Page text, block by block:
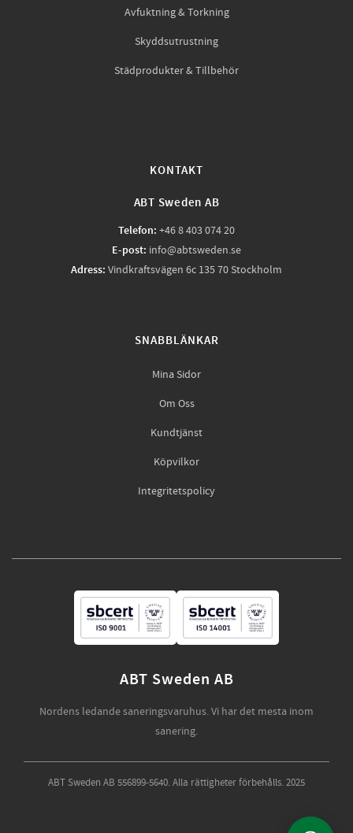
Avfuktning & Torkning
Skyddsutrustning
Städprodukter & Tillbehör
KONTAKT
ABT Sweden AB
Telefon: +46 8 403 074 20
E-post: info@abtsweden.se
Adress: Vindkraftsvägen 6c 135 70 Stockholm
SNABBLÄNKAR
Mina Sidor
Om Oss
Kundtjänst
Köpvilkor
Integritetspolicy
ABT Sweden AB
Nordens ledande saneringsvaruhus. Vi har det mesta inom
sanering.
ABT Sweden AB 556899-5640. Alla rättigheter förbehålls. 2025